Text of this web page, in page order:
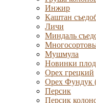
Инжир
Каштан
Личи
Миндаль
Мушмула
Новинки
Орех грецкий
Орех Фундук
Персик
Персик